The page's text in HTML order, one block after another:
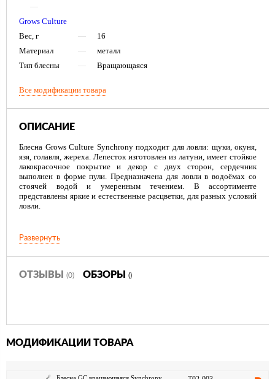
—
Grows Culture
Вес, г
—
16
Материал
—
металл
Тип блесны
— Вращающаяся
Все модификации товара
ОПИСАНИЕ
Блесна Grows Culture Synchrony подходит для ловли: щуки, окуня,
язя, голавля, жереха. Лепесток изготовлен из латуни, имеет стойкое
лакокрасочное покрытие и декор с двух сторон, сердечник
выполнен в форме пули. Предназначена для ловли в водоёмах со
стоячей водой и умеренным течением. В ассортименте
представлены яркие и естественные расцветки, для разных условий
ловли.
Развернуть
ОТЗЫВЫ (0) ОБЗОРЫ ()
МОДИФИКАЦИИ ТОВАРА